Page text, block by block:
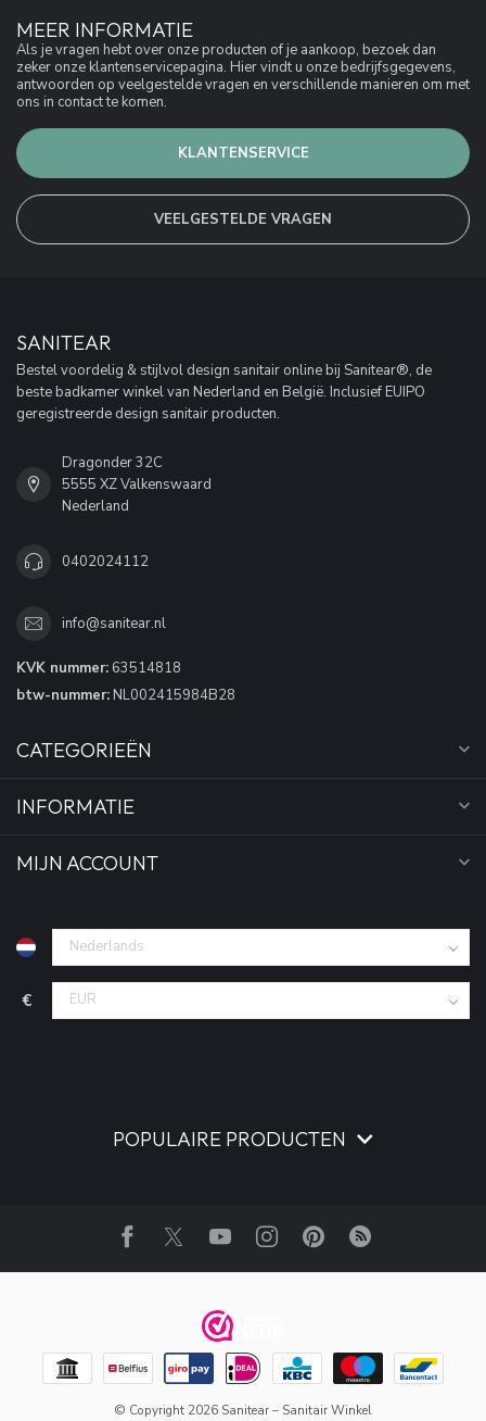
MEER INFORMATIE
Als je vragen hebt over onze producten of je aankoop, bezoek dan
zeker onze klantenservicepagina. Hier vindt u onze bedrijfsgegevens,
antwoorden op veelgestelde vragen en verschillende manieren om met
ons in contact te komen.
KLANTENSERVICE
VEELGESTELDE VRAGEN
SANITEAR
Bestel voordelig & stijlvol design sanitair online bij Sanitear®, de
beste badkamer winkel van Nederland en België. Inclusief EUIPO
geregistreerde design sanitair producten.
Dragonder 32C
5555 XZ Valkenswaard
Nederland
0402024112
info@sanitear.nl
KVK nummer: 63514818
btw-nummer: NL002415984B28
CATEGORIEËN
INFORMATIE
MIJN ACCOUNT
€
POPULAIRE PRODUCTEN
© Copyright 2026 Sanitear – Sanitair Winkel